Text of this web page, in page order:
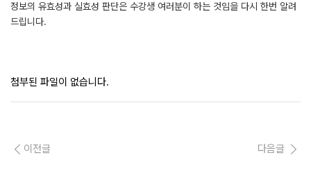
정보의 유효성과 실효성 판단은 수강생 여러분이 하는 것임을 다시 한번 알려
드립니다.
첨부된 파일이 없습니다.
이전글 다음글